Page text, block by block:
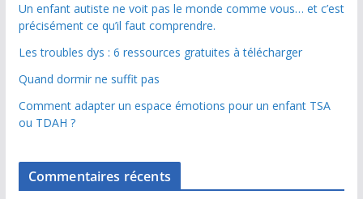
Un enfant autiste ne voit pas le monde comme vous… et c’est
précisément ce qu’il faut comprendre.
Les troubles dys : 6 ressources gratuites à télécharger
Quand dormir ne suffit pas
Comment adapter un espace émotions pour un enfant TSA
ou TDAH ?
Commentaires récents